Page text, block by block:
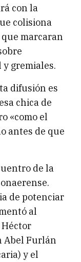
con la
colisiona
marcaran
gremiales.
difusión es
chica de
«como el
antes de que
de la
de potenciar
al
Abel Furlán
y el